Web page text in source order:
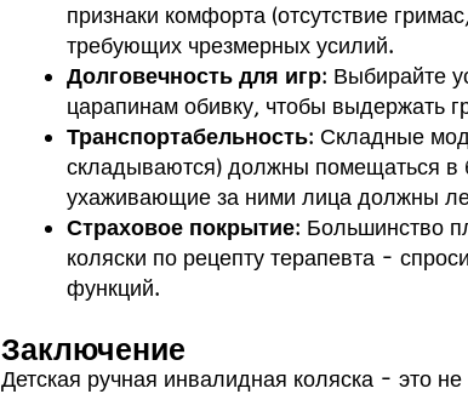
признаки комфорта (отсутствие
требующих чрезмерных усилий.
Долговечность для игр: Выбирайте
царапинам обивку, чтобы выдержать
Транспортабельность: Складные
складываются) должны помещаться в
ухаживающие за ними лица должны
Страховое покрытие: Большинство
коляски по рецепту терапевта -
функций.
Заключение
Детская ручная инвалидная коляска - это